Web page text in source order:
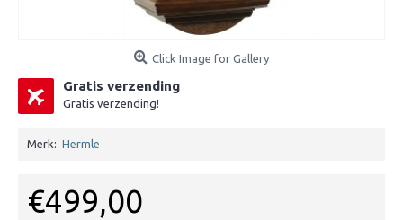
Click Image for Gallery
Gratis verzending
Gratis verzending!
Merk: Hermle
€499,00